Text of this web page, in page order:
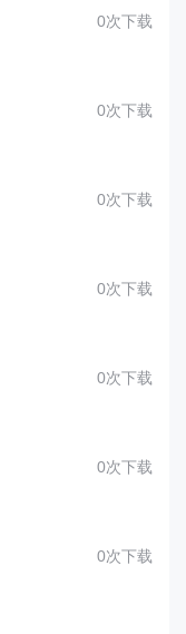
0次下载
0次下载
0次下载
0次下载
0次下载
0次下载
0次下载